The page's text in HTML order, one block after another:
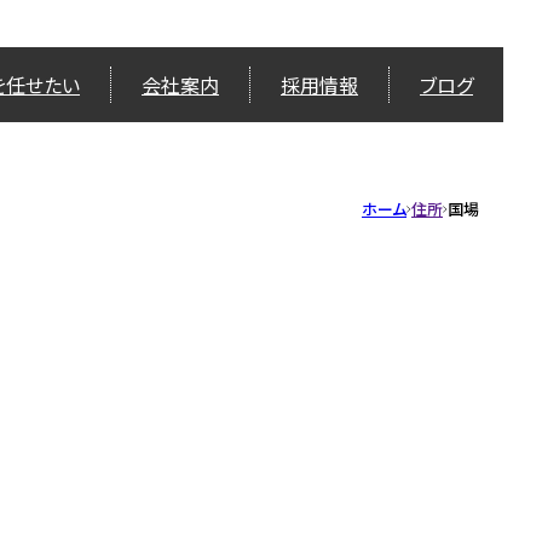
せたい 会社案内 採用情報 ブログ
ホーム 住所 国場